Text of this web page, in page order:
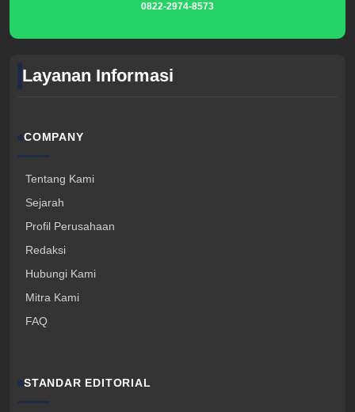
0822-2974-8573
Layanan Informasi
COMPANY
Tentang Kami
Sejarah
Profil Perusahaan
Redaksi
Hubungi Kami
Mitra Kami
FAQ
STANDAR EDITORIAL